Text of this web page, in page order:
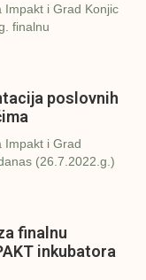
Impakt i Grad Konjic
finalnu
poslovnih
Impakt i Grad
(26.7.2022.g.)
finalnu
inkubatora